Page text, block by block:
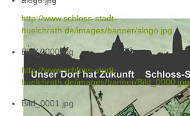
http://www.schloss-stadt-
huelchrath.de/images/banner/alogo.jpg
Bild_0000.jpg
http://www.schloss-stadt-
huelchrath.de/images/banner/Bild_0000.jpg
Bild_0001.jpg